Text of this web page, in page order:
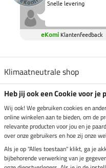
Snelle levering
eKomi Klantenfeedback
Klimaatneutrale shop
Verzending per
Veilig betalen met
Heb jij ook een Cookie voor je
Wij ook! We gebruiken cookies en
online winkelen aan te bieden, om de
relevante producten voor jou en je
over onze gebruikers en hoe zij onze
Als je op "Alles toestaan" klikt, ga je
bijbehorende verwerking van je